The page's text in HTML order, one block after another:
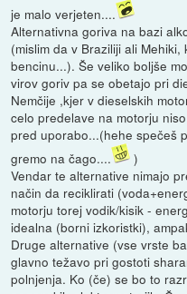
je malo verjeten....
Alternativna goriva na bazi
(mislim da v Braziliji ali
bencinu...). Še veliko boljše
virov goriv pa se obetajo pri
Nemčije ,kjer v dieselskih
celo predelave na motorju
pred uporabo...(hehe spečeš
gremo na čago....
)
Vendar te alternative nimajo
način da reciklirati
motorju torej vodik/kisik -
idealna (borni izkoristki),
Druge alternative (vse vrste
glavno težavo pri gostoti
polnjenja. Ko (če) se bo to